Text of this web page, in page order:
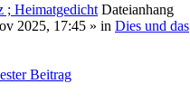
; Heimatgedicht Dateianhang
2025, 17:45 » in Dies und das
Beitrag